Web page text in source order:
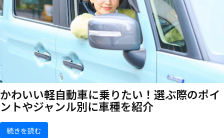
かわいい軽自動車に乗りたい！選ぶ際のポイ
ントやジャンル別に車種を紹介
続きを読む